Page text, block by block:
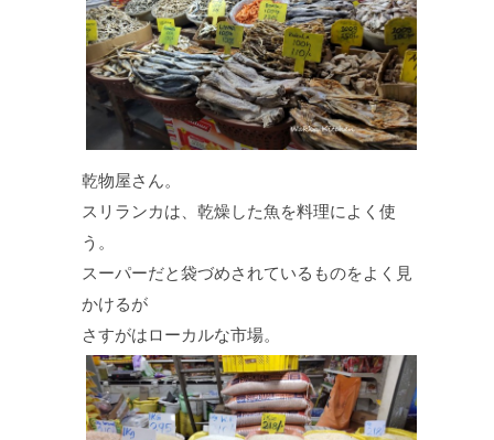
乾物屋さん。
スリランカは、乾燥した魚を料理によく使
う。
スーパーだと袋づめされているものをよく見
かけるが
さすがはローカルな市場。